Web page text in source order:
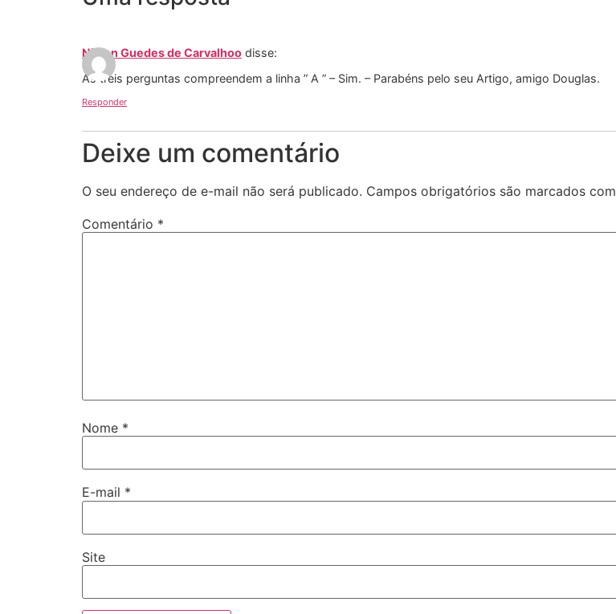
Nilson Guedes de Carvalhoo disse:
As treis perguntas compreendem a linha ” A ” – Sim. – Parabéns pelo seu Artigo, amigo Douglas.
Responder
Deixe um comentário
O seu endereço de e-mail não será publicado. Campos obrigatórios são marcados com
Comentário *
Nome *
E-mail *
Site